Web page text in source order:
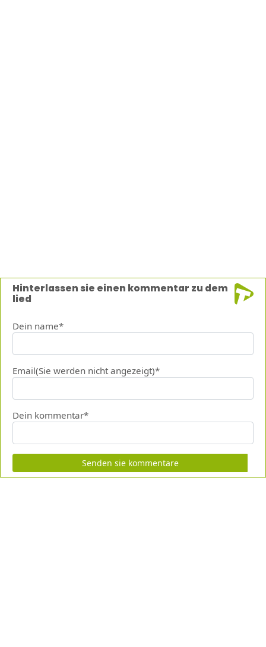
Hinterlassen sie einen kommentar zu dem
lied
Dein name*
Email(Sie werden nicht angezeigt)*
Dein kommentar*
Senden sie kommentare